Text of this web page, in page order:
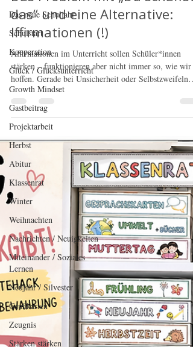
Das neue Schuljahr
Schulstart
Kooperation
Glück / Glücksunterricht
Growth Mindset
Gastbeitrag
Projektarbeit
Herbst
Abitur
Klassenrat
Winter
Weihnachten
Nachrichten / Neuigkeiten
Miteinander / Soziales
Lernen
Neujahr / Silvester
Grußkarten
Zeugnis
Stärken stärken
Das Problem mit „Du schaffst
das“ und eine Alternative:
Iffirmationen (!)
Affirmationen im Unterricht sollen Schüler*innen
stärken – funktionieren aber nicht immer so, wie wir
können Sätze wie „Ich schaffe das“ inneren Widerstand
auslösen. In diesem Beitrag erfährst du, warum
angenommen werden, wie sie Druck reduzieren und
du sie konkret im Unterricht, Klassenrat oder in
Reflexionsphasen einsetzen kannst.